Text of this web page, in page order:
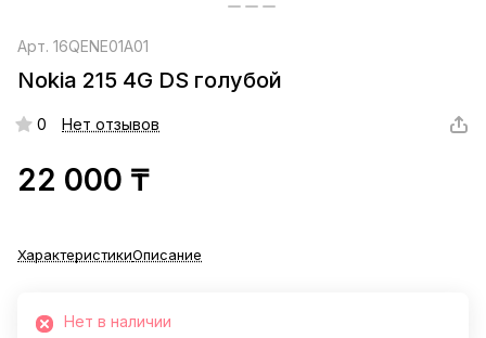
Арт. 16QENE01A01
Nokia 215 4G DS голубой
0 Нет отзывов
22 000 ₸
ХарактеристикиОписание
Нет в наличии